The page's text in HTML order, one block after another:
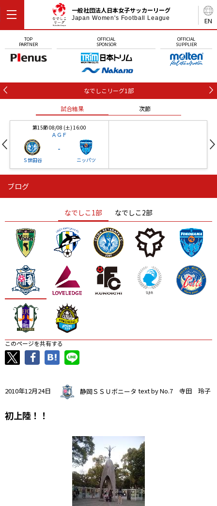
EN
一般社団法人日本女子サッカーリーグ
Japan Women's Football League
TOP
PARTNER
OFFICIAL
SPONSOR
OFFICIAL
SUPPLIER
なでしこリーグ1部
試合結果 次節
第15節 08/08 (土) 16:00
ＡＧＦ
Ｓ世田谷
-
ニッパツ
ニッパツ
ニッパツ 名古屋
石人の星
静岡 愛媛Ｌ
ブログ
なでしこ1部 なでしこ2部
このページを共有する
2010年12月24日 静岡ＳＳＵボニータ text by No.7 寺田 玲子
初上陸！！